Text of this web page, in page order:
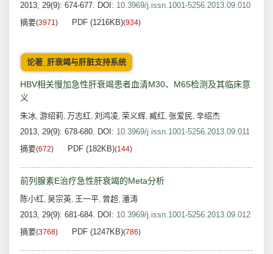
2013, 29(9): 674-677. DOI: 10.3969/j.issn.1001-5256.2013.09.010
摘要(3971) PDF (1216KB)(934)
论著_肝衰竭与肝脏支持系统
HBV相关慢加急性肝衰竭患者血清M30、M65检测及其临床意
义
朱冰, 游绍莉, 万志红, 刘鸿凌, 荣义辉, 臧红, 张爱民, 辛绍杰
2013, 29(9): 678-680. DOI: 10.3969/j.issn.1001-5256.2013.09.011
摘要(672) PDF (182KB)(144)
前列腺素E治疗急性肝衰竭的Meta分析
陈小红, 吴宗英, 王一平, 曾超, 潘涛
2013, 29(9): 681-684. DOI: 10.3969/j.issn.1001-5256.2013.09.012
摘要(3768) PDF (1247KB)(786)